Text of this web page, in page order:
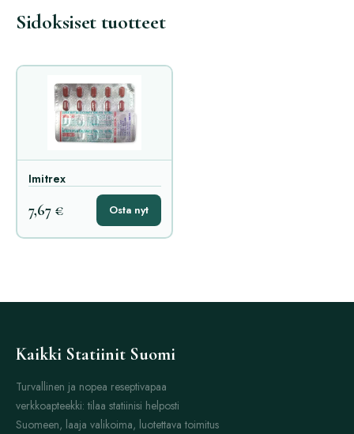
Sidoksiset tuotteet
Imitrex
7,67 € Osta nyt
Kaikki Statiinit Suomi
Turvallinen ja nopea reseptivapaa
verkkoapteekki: tilaa statiinisi helposti
Suomeen, laaja valikoima, luotettava toimitus